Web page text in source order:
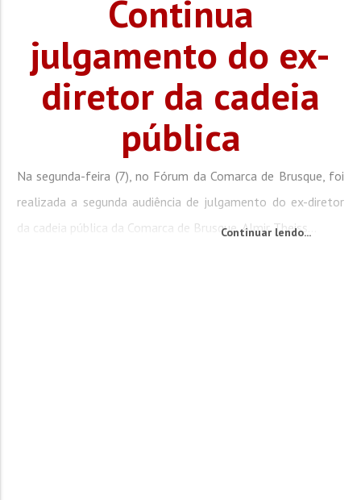
Continua
julgamento do ex-
diretor da cadeia
pública
Na segunda-feira (7), no Fórum da Comarca de Brusque, foi
realizada a segunda audiência de julgamento do ex-diretor
da cadeia pública da Comarca de Brusque, Almir Theiss...
Continuar lendo...